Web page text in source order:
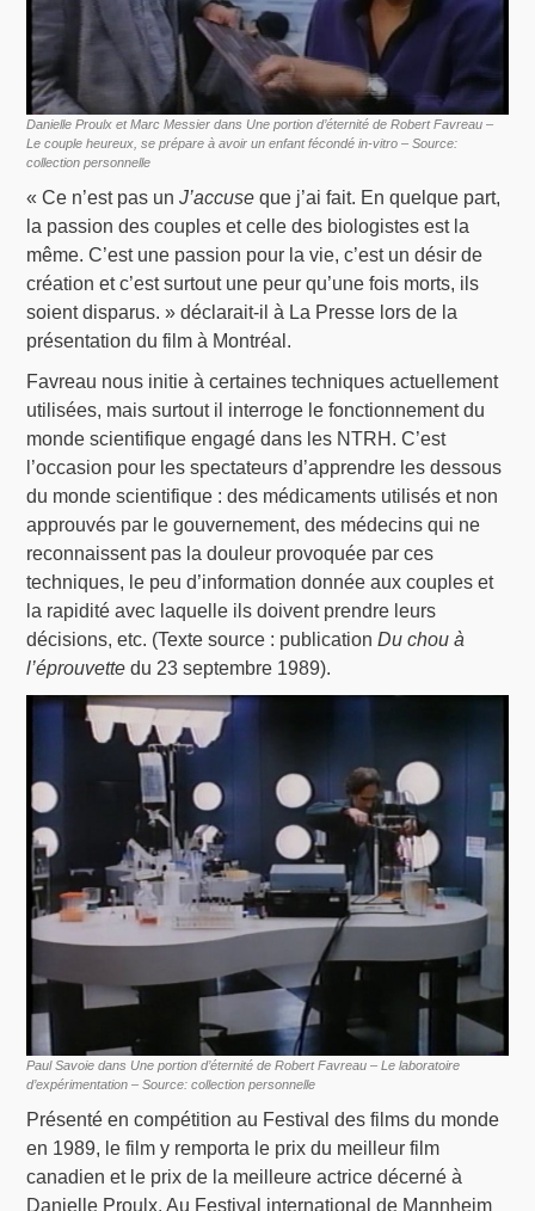
Danielle Proulx et Marc Messier dans Une portion d’éternité de Robert Favreau –
Le couple heureux, se prépare à avoir un enfant fécondé in-vitro – Source:
collection personnelle
« Ce n’est pas unJ’accuse que j’ai fait. En quelque part,
la passion des couples et celle des biologistes est la
même. C’est une passion pour la vie, c’est un désir de
création et c’est surtout une peur qu’une fois morts, ils
soient disparus. » déclarait-il à La Presse lors de la
présentation du film à Montréal.
Favreau nous initie à certaines techniques actuellement
utilisées, mais surtout il interroge le fonctionnement du
monde scientifique engagé dans les NTRH. C’est
l’occasion pour les spectateurs d’apprendre les dessous
du monde scientifique : des médicaments utilisés et non
approuvés par le gouvernement, des médecins qui ne
reconnaissent pas la douleur provoquée par ces
techniques, le peu d’information donnée aux couples et
la rapidité avec laquelle ils doivent prendre leurs
décisions, etc. (Texte source : publicationDu chou à
l’éprouvette du 23 septembre 1989).
Paul Savoie dans Une portion d’éternité de Robert Favreau – Le laboratoire
d’expérimentation – Source: collection personnelle
Présenté en compétition au Festival des films du monde
en 1989, le film y remporta le prix du meilleur film
canadien et le prix de la meilleure actrice décerné à
Danielle Proulx. Au Festival international de Mannheim